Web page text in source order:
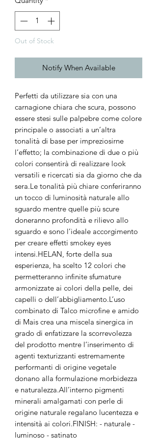
Out of Stock
Notify When Available
Perfetti da utilizzare sia con una
carnagione chiara che scura, possono
essere stesi sulle palpebre come colore
principale o associati a un’altra
tonalità di base per impreziosirne
l’effetto; la combinazione di due o più
colori consentirà di realizzare look
versatili e ricercati sia da giorno che da
sera.Le tonalità più chiare conferiranno
un tocco di luminosità naturale allo
sguardo mentre quelle più scure
doneranno profondità e rilievo allo
sguardo e sono l’ideale accorgimento
per creare effetti smokey eyes
intensi.HELAN, forte della sua
esperienza, ha scelto 12 colori che
permetteranno infinite sfumature
armonizzate ai colori della pelle, dei
capelli o dell’abbigliamento.L’uso
combinato di Talco microfine e amido
di Mais crea una miscela sinergica in
grado di enfatizzare la scorrevolezza
del prodotto mentre l’inserimento di
agenti texturizzanti estremamente
performanti di origine vegetale
donano alla formulazione morbidezza
e naturalezza.All’interno pigmenti
minerali amalgamati con perle di
origine naturale regalano lucentezza e
intensità ai colori.FINISH: - naturale -
luminoso - satinato